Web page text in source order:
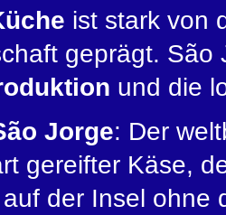
ist stark von
geprägt.
und die
Jorge: Der
gereifter Käse,
der Insel ohne